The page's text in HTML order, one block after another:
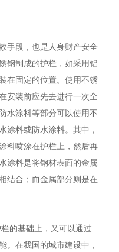
手段，也是人身财产安全
钢制成的护栏，如采用铝
在固定的位置。使用不锈
安装前应先去进行一次全
水涂料等部分可以使用不
涂料或防水涂料。其中，
料喷涂在护栏上，然后再
涂料是将钢材表面的金属
结合；而金属部分则是在
的基础上，又可以通过
。在我国的城市建设中，